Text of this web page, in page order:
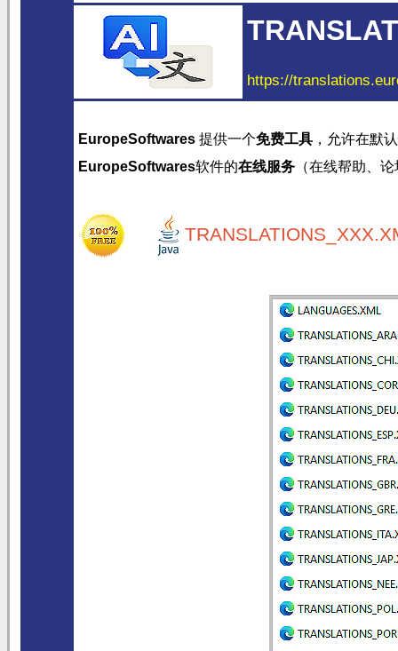
https://
EuropeSoftwares 提供一个免费工具 ，允许在默
EuropeSoftwares软件的在线服务 （在线帮助、